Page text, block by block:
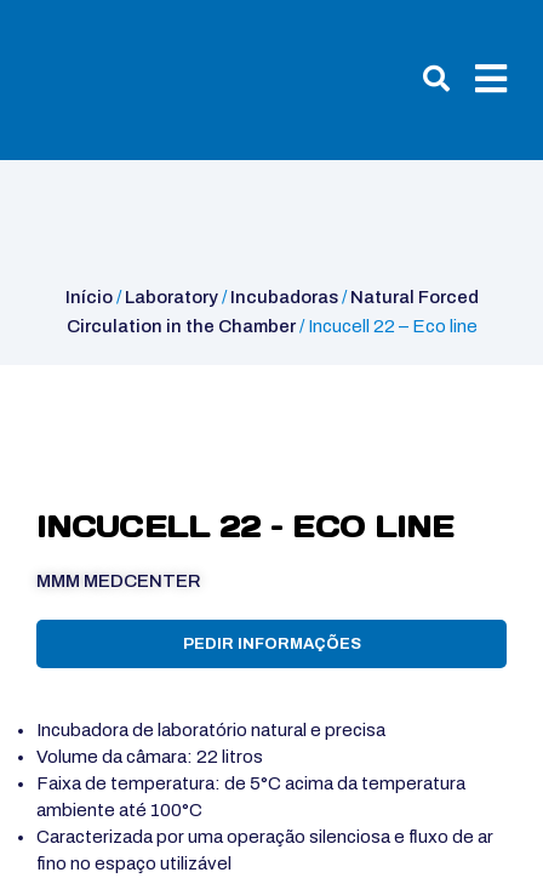
Início/Laboratory/Incubadoras/Natural Forced
Circulation in the Chamber/ Incucell 22 – Eco line
INCUCELL 22 – ECO LINE
MMM MEDCENTER
PEDIR INFORMAÇÕES
Incubadora de laboratório natural e precisa
Volume da câmara: 22 litros
Faixa de temperatura: de 5°C acima da temperatura
ambiente até 100°C
Caracterizada por uma operação silenciosa e fluxo de ar
fino no espaço utilizável